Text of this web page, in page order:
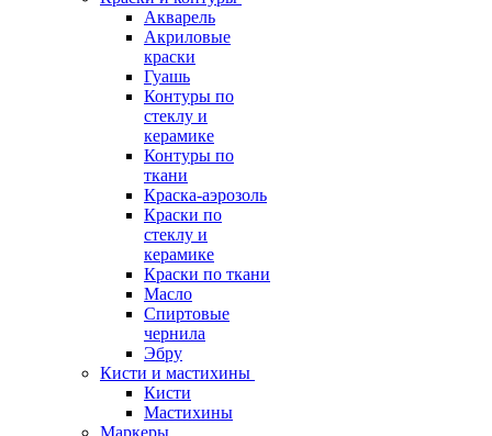
Акварель
Акриловые
краски
Гуашь
Контуры по
стеклу и
керамике
Контуры по
ткани
Краска-аэрозоль
Краски по
стеклу и
керамике
Краски по ткани
Масло
Спиртовые
чернила
Эбру
Кисти и мастихины
Кисти
Мастихины
Маркеры